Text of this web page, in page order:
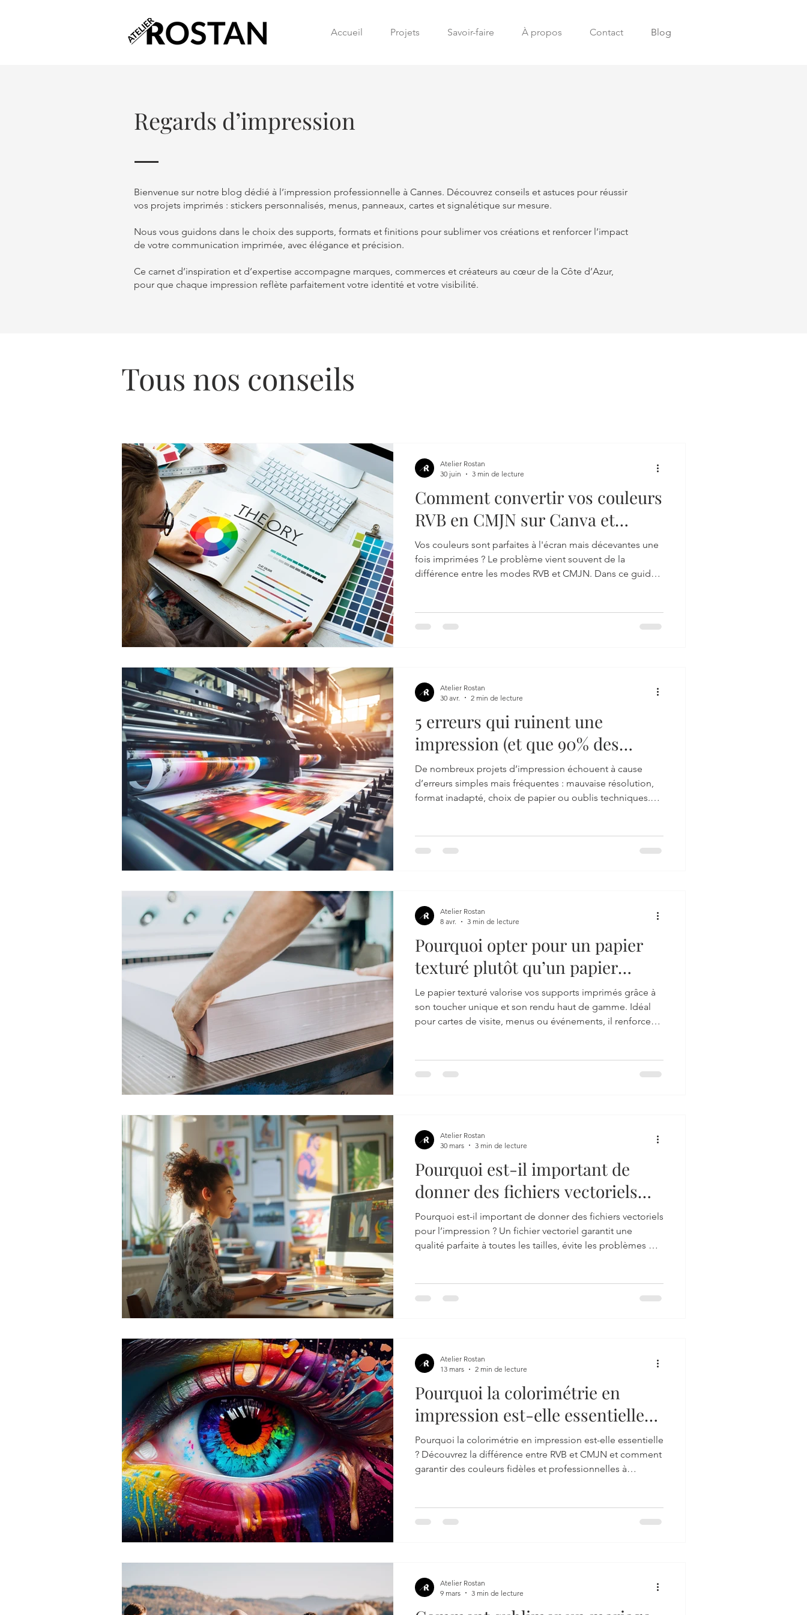
Accueil Projets Savoir-faire À propos Contact Blog
Regards d’impression
Bienvenue sur notre blog dédié à l’impression professionnelle à Cannes. Découvrez conseils et astuces pour réussir
vos projets imprimés : stickers personnalisés, menus, panneaux, cartes et signalétique sur mesure.
Nous vous guidons dans le choix des supports, formats et finitions pour sublimer vos créations et renforcer l’impact
de votre communication imprimée, avec élégance et précision.
Ce carnet d’inspiration et d’expertise accompagne marques, commerces et créateurs au cœur de la Côte d’Azur,
pour que chaque impression reflète parfaitement votre identité et votre visibilité.
Tous nos conseils
Comment convertir vos couleurs
RVB en CMJN sur Canva et
Adobe (et éviter les écarts de
couleurs à l'impression)
Vos couleurs sont parfaites à l'écran mais décevantes une
fois imprimées ? Le problème vient souvent de la
différence entre les modes RVB et CMJN. Dans ce guide
fichiers sur Canva et Adobe pour obtenir un résultat fidèle
à vos attentes.
Atelier Rostan
30 juin
3 min de lecture
5 erreurs qui ruinent une
impression (et que 90% des
clients font)
De nombreux projets d’impression échouent à cause
d’erreurs simples mais fréquentes : mauvaise résolution,
format inadapté, choix de papier ou oublis techniques.
impression professionnelle et adaptée à vos besoins.
Atelier Rostan
30 avr.
2 min de lecture
Pourquoi opter pour un papier
texturé plutôt qu’un papier
classique ?
Le papier texturé valorise vos supports imprimés grâce à
son toucher unique et son rendu haut de gamme. Idéal
pour cartes de visite, menus ou événements, il renforce
démarquer.
Atelier Rostan
8 avr.
3 min de lecture
Pourquoi est-il important de
donner des fichiers vectoriels
pour l’impression ?
Pourquoi est-il important de donner des fichiers vectoriels
pour l’impression ? Un fichier vectoriel garantit une
qualité parfaite à toutes les tailles, évite les problèmes de
Atelier Rostan
30 mars
3 min de lecture
Pourquoi la colorimétrie en
impression est-elle essentielle
pour un rendu fidèle ?
Pourquoi la colorimétrie en impression est-elle essentielle
? Découvrez la différence entre RVB et CMJN et comment
garantir des couleurs fidèles et professionnelles à
Atelier Rostan
13 mars
2 min de lecture
Atelier Rostan
9 mars
3 min de lecture